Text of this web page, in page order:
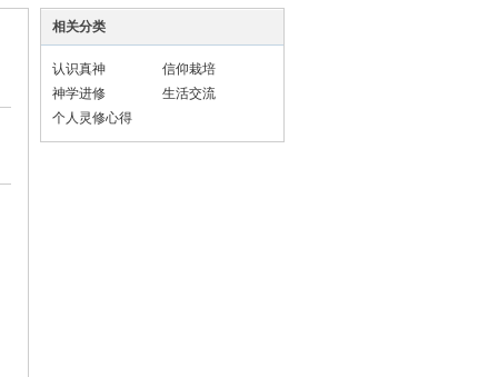
相关分类
认识真神
信仰栽培
神学进修
生活交流
个人灵修心得